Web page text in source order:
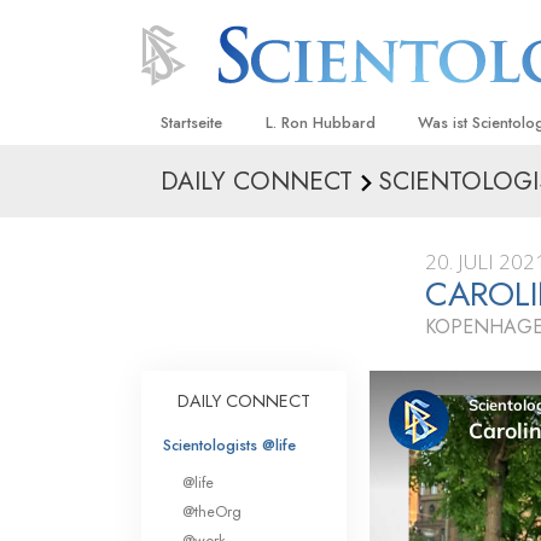
Startseite L. Ron Hubbard Was ist
Anschauungen
Was
sagen
Innerhalb einer
Die
Eine Einführung
DAILY CONNECT
20. JULI 2021
DAILY CONNECT
Scientologists @life
@life
@theOrg